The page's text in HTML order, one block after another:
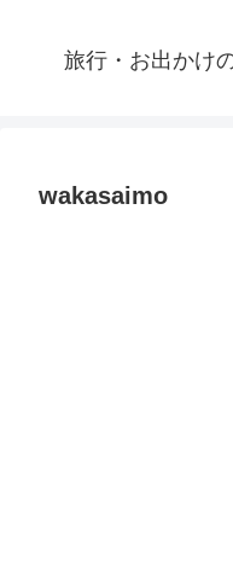
旅行・お出かけ
wakasaimo